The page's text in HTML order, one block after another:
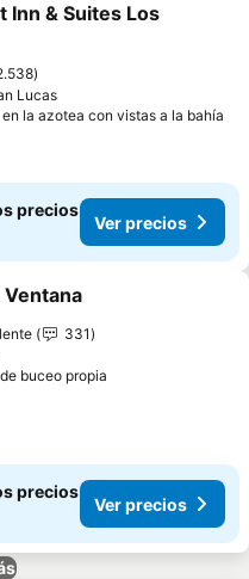
a favoritos
Inn & Suites Los
Lucas
la azotea con vistas a la bahía
precios
Ver precios
a favoritos
Ventana
331
buceo propia
precios
Ver precios